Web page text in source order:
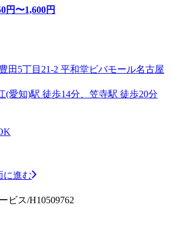
円〜1,600円
田5丁目21-2 平和堂ビバモール名古屋
(愛知)駅 徒歩14分、笠寺駅 徒歩20分
に進む
ビス/H10509762